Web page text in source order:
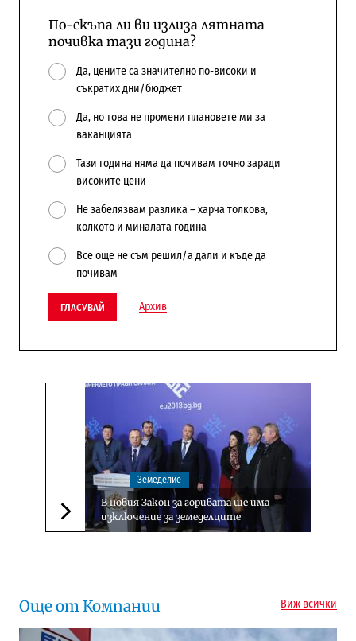
По-скъпа ли ви излиза лятната
почивка тази година?
Да, цените са значително по-високи и
съкратих дни/бюджет
Да, но това не промени плановете ми за
ваканцията
Тази година няма да почивам точно заради
високите цени
Не забелязвам разлика – харча толкова,
колкото и миналата година
Все още не съм решил/а дали и къде да
почивам
ГЛАСУВАЙ Архив
Следваща новина
Земеделие
В новия Закон за горивата ще има
изключение за земеделците
Още от Компании Виж всички